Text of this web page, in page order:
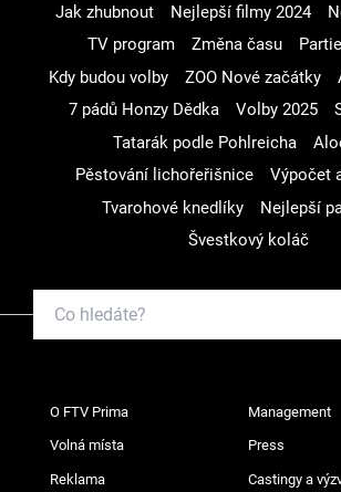
Jak zhubnout Nejlepší filmy 2024
TV program
Změna času Partie
Kdy budou volby
ZOO Nové začátky
7 pádů Honzy Dědka
Volby 2025
Tatarák podle Pohlreicha
Pěstování lichořeřišnice
Výpočet
Tvarohové knedlíky
Nejlepší
Švestkový koláč
O FTV Prima Management
Volná místa Press
Reklama Castingy a